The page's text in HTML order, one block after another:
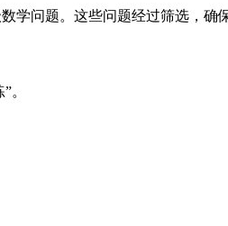
学问题。这些问题经过筛选，确
。